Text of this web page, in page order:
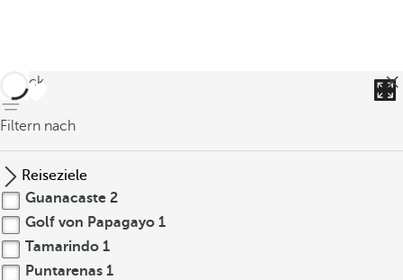
zurück
Filtern nach
Reiseziele
Guanacaste 2
Golf von Papagayo 1
Tamarindo 1
Puntarenas 1